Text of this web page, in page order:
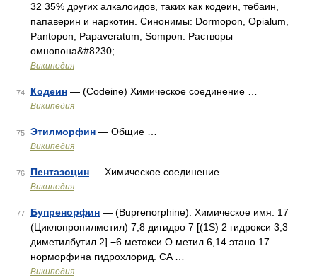
32 35% других алкалоидов, таких как кодеин, тебаин,
папаверин и наркотин. Синонимы: Dormopon, Opialum,
Pantopon, Papaveratum, Sompon. Растворы
омнопона&#8230; …
Википедия
74 Кодеин — (Codeine) Химическое соединение …
Википедия
75 Этилморфин — Общие …
Википедия
76 Пентазоцин — Химическое соединение …
Википедия
77 Бупренорфин — (Buprenorphine). Химическое имя: 17
(Циклопропилметил) 7,8 дигидро 7 [(1S) 2 гидрокси 3,3
диметилбутил 2] −6 метокси О метил 6,14 этано 17
норморфина гидрохлорид. CA …
Википедия